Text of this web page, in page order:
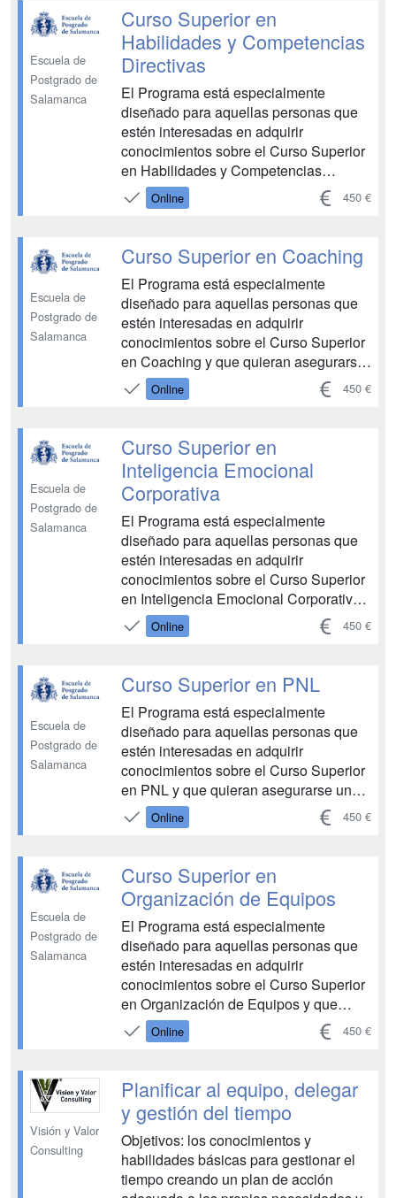
Permite conocer sobre las bases del
coaching, el coaching personal, la intr...
Escuela de
Postgrado de
Salamanca
Curso Superior en
Habilidades y Competencias
Directivas
El Programa está especialmente
diseñado para aquellas personas que
estén interesadas en adquirir
conocimientos sobre el Curso Superior
en Habilidades y Competencias
Directivas y que quieran asegurarse un
recorrido ascendente en esta área, con
de competencias. Permite conocer
sobre la gestión de personal y ...
Online 450 €
Escuela de
Postgrado de
Salamanca
Curso Superior en Coaching
El Programa está especialmente
diseñado para aquellas personas que
estén interesadas en adquirir
conocimientos sobre el Curso Superior
en Coaching y que quieran asegurarse
un recorrido ascendente en esta área,
con una especial elevación y
Permite conocer sobre las bases del
coaching, la introducción al coaching,
l...
Online 450 €
Escuela de
Postgrado de
Salamanca
Curso Superior en
Inteligencia Emocional
Corporativa
El Programa está especialmente
diseñado para aquellas personas que
estén interesadas en adquirir
conocimientos sobre el Curso Superior
en Inteligencia Emocional Corporativa y
que quieran asegurarse un recorrido
ascendente en esta área, con una
competencias. Permite conocer sobre
las bases de la inteligencia...
Online 450 €
Escuela de
Postgrado de
Salamanca
Curso Superior en PNL
El Programa está especialmente
diseñado para aquellas personas que
estén interesadas en adquirir
conocimientos sobre el Curso Superior
en PNL y que quieran asegurarse un
recorrido ascendente en esta área, con
una especial elevación y consolidación
sobre los fundamentos científicos de la
programación neurolingüís...
Online 450 €
Escuela de
Postgrado de
Salamanca
Curso Superior en
Organización de Equipos
El Programa está especialmente
diseñado para aquellas personas que
estén interesadas en adquirir
conocimientos sobre el Curso Superior
en Organización de Equipos y que
quieran asegurarse un recorrido
ascendente en esta área, con una
competencias. Permite conocer sobre
el liderazgo en la gestión de equipos, ...
Online 450 €
Visión y Valor
Consulting
Planificar al equipo, delegar
y gestión del tiempo
Objetivos: los conocimientos y
habilidades básicas para gestionar el
tiempo creando un plan de acción